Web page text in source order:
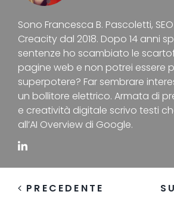
Sono Francesca B. Pascoletti,
Creacity dal 2018. Dopo 14 anni
sentenze ho scambiato le
pagine web e non potrei essere
superpotere? Far sembrare
un bollitore elettrico. Armata di
e creatività digitale scrivo testi
all’AI Overview di Google.
PRECEDENTE